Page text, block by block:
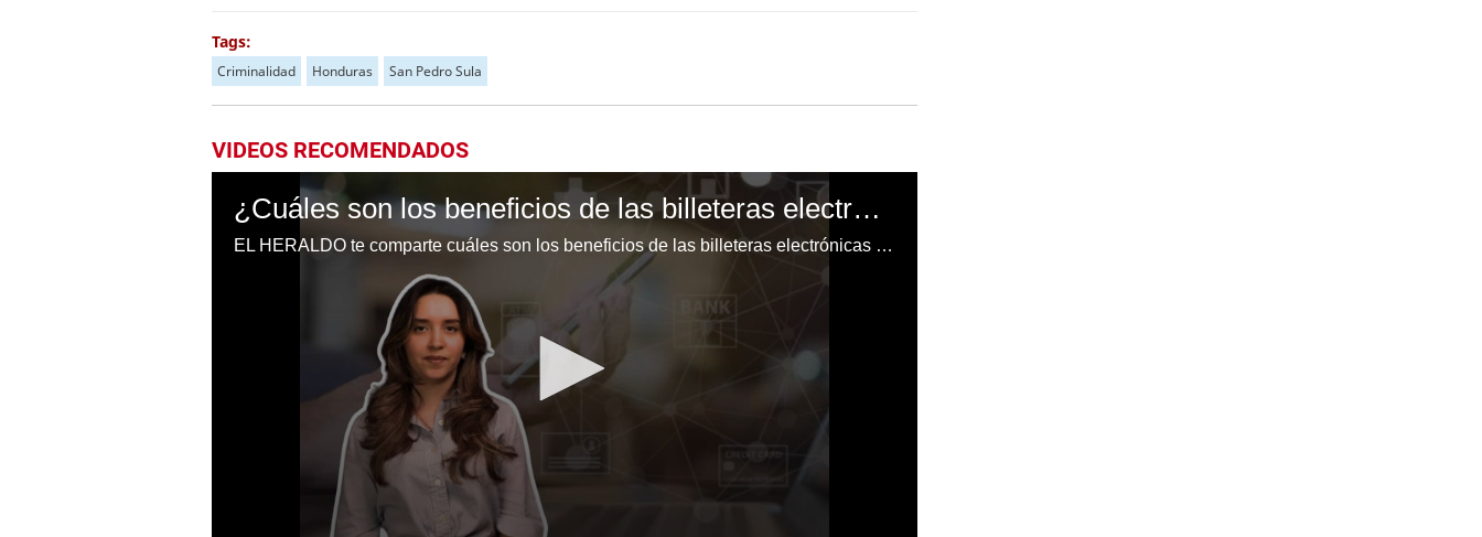
Tags:
Criminalidad Honduras San Pedro Sula
VIDEOS RECOMENDADOS
¿Cuáles son los beneficios de las billeteras electrónicas en Honduras?
EL HERALDO te comparte cuáles son los beneficios de las billeteras electrónicas en Honduras